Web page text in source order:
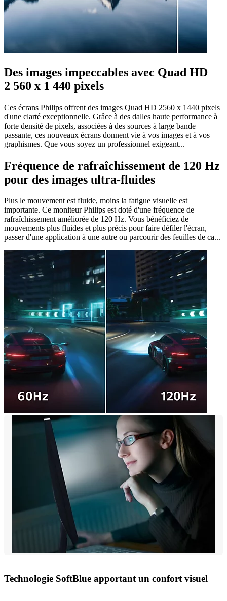
Des images impeccables avec Quad HD
2 560 x 1 440 pixels
Ces écrans Philips offrent des images Quad HD 2560 x 1440 pixels
d'une clarté exceptionnelle. Grâce à des dalles haute performance à
forte densité de pixels, associées à des sources à large bande
passante, ces nouveaux écrans donnent vie à vos images et à vos
graphismes. Que vous soyez un professionnel exigeant...
Fréquence de rafraîchissement de 120 Hz
pour des images ultra-fluides
Plus le mouvement est fluide, moins la fatigue visuelle est
importante. Ce moniteur Philips est doté d'une fréquence de
rafraîchissement améliorée de 120 Hz. Vous bénéficiez de
mouvements plus fluides et plus précis pour faire défiler l'écran,
passer d'une application à une autre ou parcourir des feuilles de ca...
Technologie SoftBlue apportant un confort visuel